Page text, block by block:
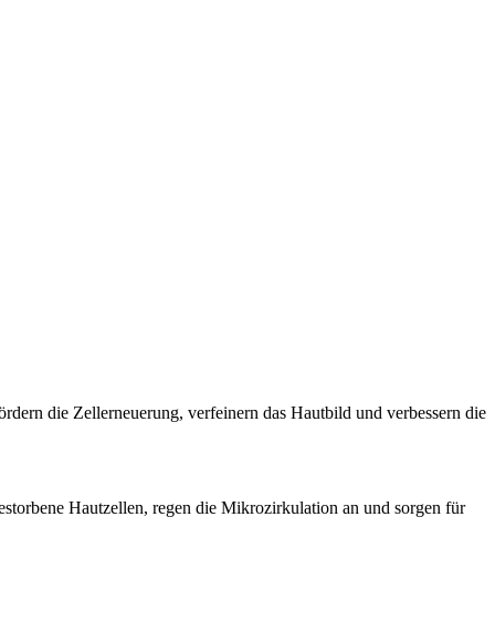
die Zellerneuerung, verfeinern das Hautbild und verbessern die
Hautzellen, regen die Mikrozirkulation an und sorgen für